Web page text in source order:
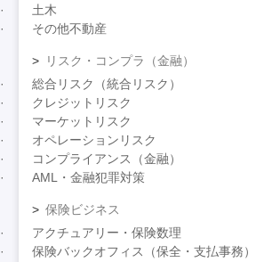
土木
その他不動産
リスク・コンプラ（金融）
総合リスク（統合リスク）
クレジットリスク
マーケットリスク
オペレーションリスク
コンプライアンス（金融）
AML・金融犯罪対策
保険ビジネス
アクチュアリー・保険数理
保険バックオフィス（保全・支払事務）